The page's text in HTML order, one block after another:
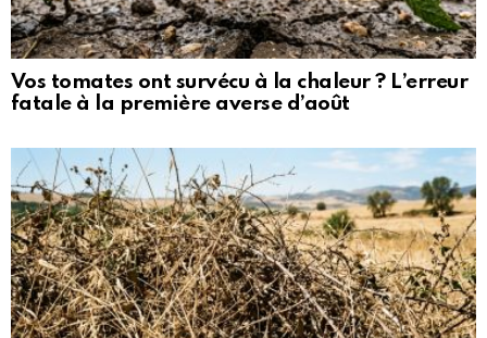
Vos tomates ont survécu à la chaleur ? L’erreur
fatale à la première averse d’août